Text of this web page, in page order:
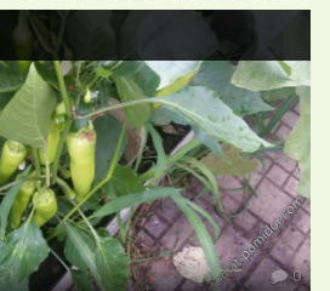
0